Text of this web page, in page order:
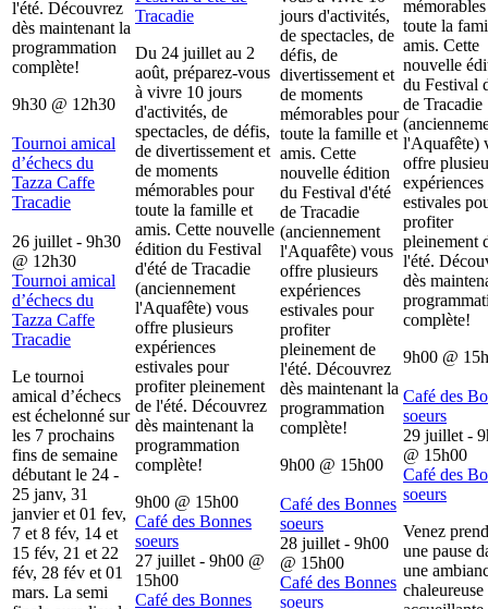
l'été. Découvrez
dès maintenant la
programmation
complète!
9h30 @ 12h30
Tournoi amical
d’échecs du
Tazza Caffe
Tracadie
26 juillet - 9h30
@ 12h30
Tournoi amical
d’échecs du
Tazza Caffe
Tracadie
Le tournoi
amical d’échecs
est échelonné sur
les 7 prochains
fins de semaine
débutant le 24 -
25 janv, 31
janvier et 01 fev,
7 et 8 fév, 14 et
15 fév, 21 et 22
fév, 28 fév et 01
mars. La semi
Tracadie
Du 24 juillet au 2
août, préparez-vous
à vivre 10 jours
d'activités, de
spectacles, de défis,
de divertissement et
de moments
mémorables pour
toute la famille et
amis. Cette nouvelle
édition du Festival
d'été de Tracadie
(anciennement
l'Aquafête) vous
offre plusieurs
expériences
estivales pour
profiter pleinement
de l'été. Découvrez
dès maintenant la
programmation
complète!
9h00 @ 15h00
Café des Bonnes
soeurs
27 juillet - 9h00 @
15h00
Café des Bonnes
jours d'activités,
de spectacles, de
défis, de
divertissement et
de moments
mémorables pour
toute la famille et
amis. Cette
nouvelle édition
du Festival d'été
de Tracadie
(anciennement
l'Aquafête) vous
offre plusieurs
expériences
estivales pour
profiter
pleinement de
l'été. Découvrez
dès maintenant la
programmation
complète!
9h00 @ 15h00
Café des Bonnes
soeurs
28 juillet - 9h00
@ 15h00
Café des Bonnes
soeurs
toute la
amis. Cette
nouvelle
du Festival
de Tracadie
l'Aquafête)
offre
expériences
estivales
profiter
pleinement
l'été.
dès
complète!
9h00 @
Café des
soeurs
29 juillet -
@ 15h00
Café des
soeurs
Venez
une pause
une
chaleureuse